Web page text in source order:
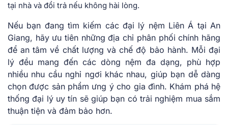
tại nhà và đổi trả nếu không hài lòng.
Nếu bạn đang tìm kiếm các đại lý nệm Liên Á tại An
Giang, hãy ưu tiên những địa chỉ phân phối chính hãng
để an tâm về chất lượng và chế độ bảo hành. Mỗi đại
lý đều mang đến các dòng nệm đa dạng, phù hợp
nhiều nhu cầu nghỉ ngơi khác nhau, giúp bạn dễ dàng
chọn được sản phẩm ưng ý cho gia đình. Khám phá hệ
thống đại lý uy tín sẽ giúp bạn có trải nghiệm mua sắm
thuận tiện và đảm bảo hơn.